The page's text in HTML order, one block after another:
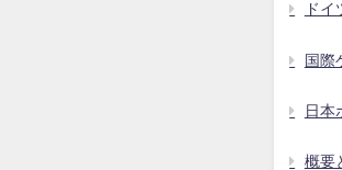
ド
国際
日本
概要